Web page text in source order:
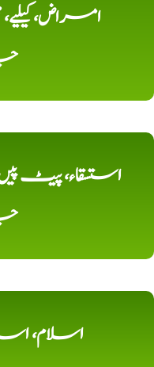
امراض،
استسقاء، پیٹ
اسلام،